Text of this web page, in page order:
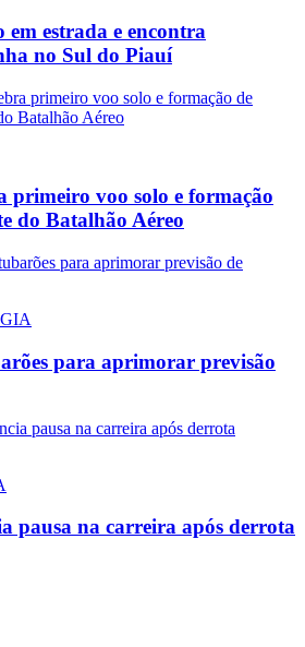
estrada e encontra
no Sul do Piauí
primeiro voo solo e formação
do Batalhão Aéreo
para aprimorar previsão
pausa na carreira após derrota